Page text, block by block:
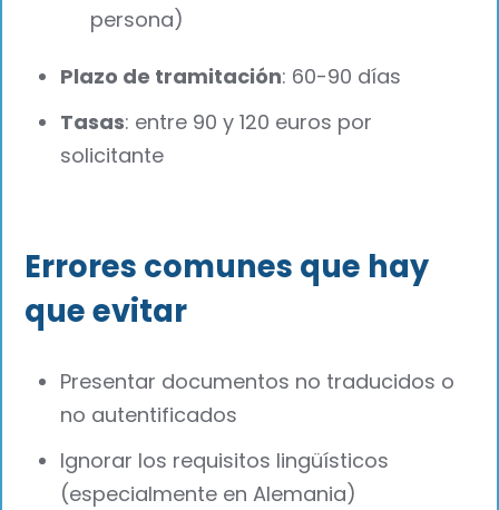
persona)
Plazo de tramitación: 60-90 días
Tasas: entre 90 y 120 euros por
solicitante
Errores comunes que hay
que evitar
Presentar documentos no traducidos o
no autentificados
Ignorar los requisitos lingüísticos
(especialmente en Alemania)